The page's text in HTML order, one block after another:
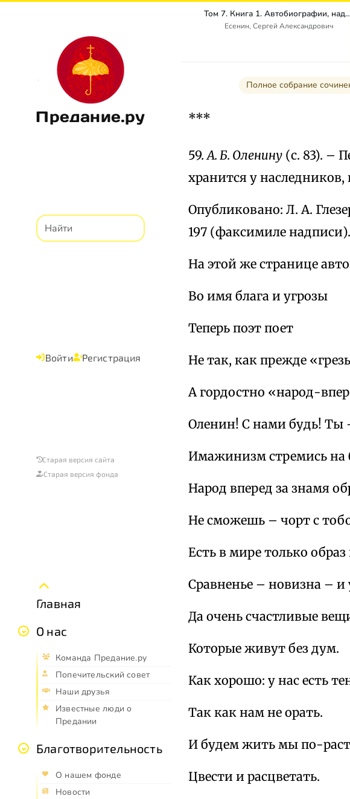
Предание.ру
Войти Регистрация
Старая версия сайта
Старая версия фонда
Главная
О нас
Команда Предание.ру
Попечительский совет
Наши друзья
Известные люди о
Предании
Благотворительность
О нашем фонде
Новости
Том 7. Книга 1. Автобиографии, надписи и др
Есенин, Сергей Александрович
Полное собрание
***
59. А. Б. Оленину (с. 83). –
хранится у наследников,
Опубликовано: Л. А.
197 (факсимиле надписи).
На этой же странице
Во имя блага и угрозы
Теперь поэт поет
Не так, как прежде
А гордостно «народ-
Оленин! С нами будь! Ты
Имажинизм стремись на
Народ вперед за знамя
Не сможешь – чорт с
Есть в мире только
Сравненье – новизна – и
Да очень счастливые
Которые живут без дум.
Как хорошо: у нас есть
Так как нам не орать.
И будем жить мы по-
Цвести и расцветать.